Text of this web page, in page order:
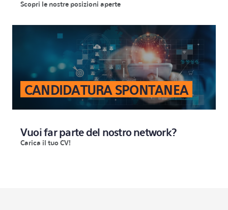
Scopri le nostre posizioni aperte
CANDIDATURA SPONTANEA
Vuoi far parte del nostro network?
Carica il tuo CV!